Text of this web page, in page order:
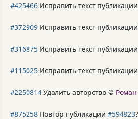
#425466 Исправить текст
#372909 Исправить текст
#316875 Исправить текст
#115025 Исправить текст
#2250814 Удалить авторство ©
#875258 Повтор публикации #594823?